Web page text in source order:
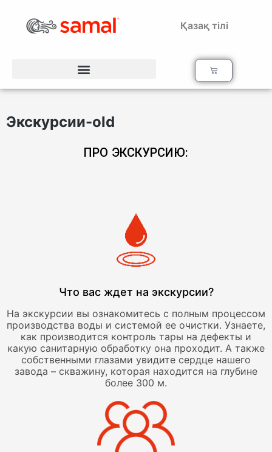
Қазақ тілі
Экскурсии-old
ПРО ЭКСКУРСИЮ:
Что вас ждет на экскурсии?
На экскурсии вы ознакомитесь с полным процессом
производства воды и системой ее очистки. Узнаете,
как производится контроль тары на дефекты и
какую санитарную обработку она проходит. А также
собственными глазами увидите сердце нашего
завода – скважину, которая находится на глубине
более 300 м.